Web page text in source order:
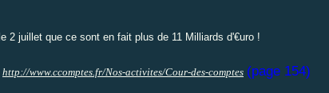
2 juillet que ce sont en fait plus de 11 Milliards d'€uro !
http://www.ccomptes.fr/Nos-activites/Cour-des-comptes (page 154)